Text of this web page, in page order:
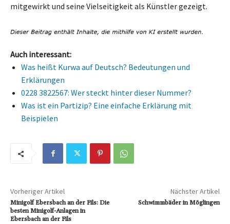
mitgewirkt und seine Vielseitigkeit als Künstler gezeigt.
Auch interessant:
Was heißt Kurwa auf Deutsch? Bedeutungen und
Erklärungen
0228 3822567: Wer steckt hinter dieser Nummer?
Was ist ein Partizip? Eine einfache Erklärung mit
Beispielen
Vorheriger Artikel
Minigolf Ebersbach an der Fils: Die
besten Minigolf-Anlagen in
Ebersbach an der Fils
Nächster Artikel
Schwimmbäder in Möglingen